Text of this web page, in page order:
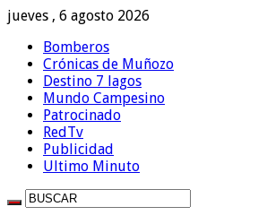
jueves , 6 agosto 2026
Bomberos
Crónicas de Muñozo
Destino 7 lagos
Mundo Campesino
Patrocinado
RedTv
Publicidad
Ultimo Minuto